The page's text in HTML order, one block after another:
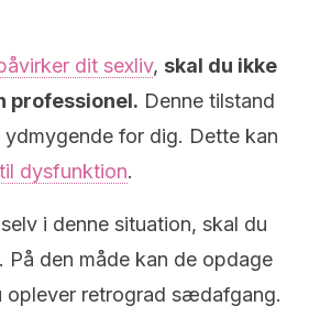
dit sexliv, skal du ikke
professionel. Denne tilstand
for dig. Dette kan
dysfunktion.
i denne situation, skal du
den måde kan de opdage
oplever retrograd sædafgang.